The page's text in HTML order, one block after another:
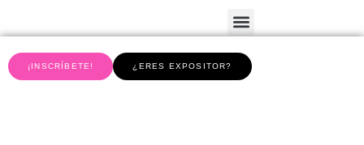
¡INSCRÍBETE! ¿ERES EXPOSITOR?